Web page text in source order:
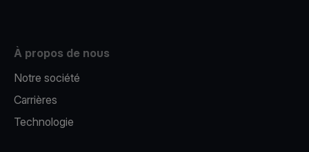
À propos de nous
Notre société
Carrières
Technologie